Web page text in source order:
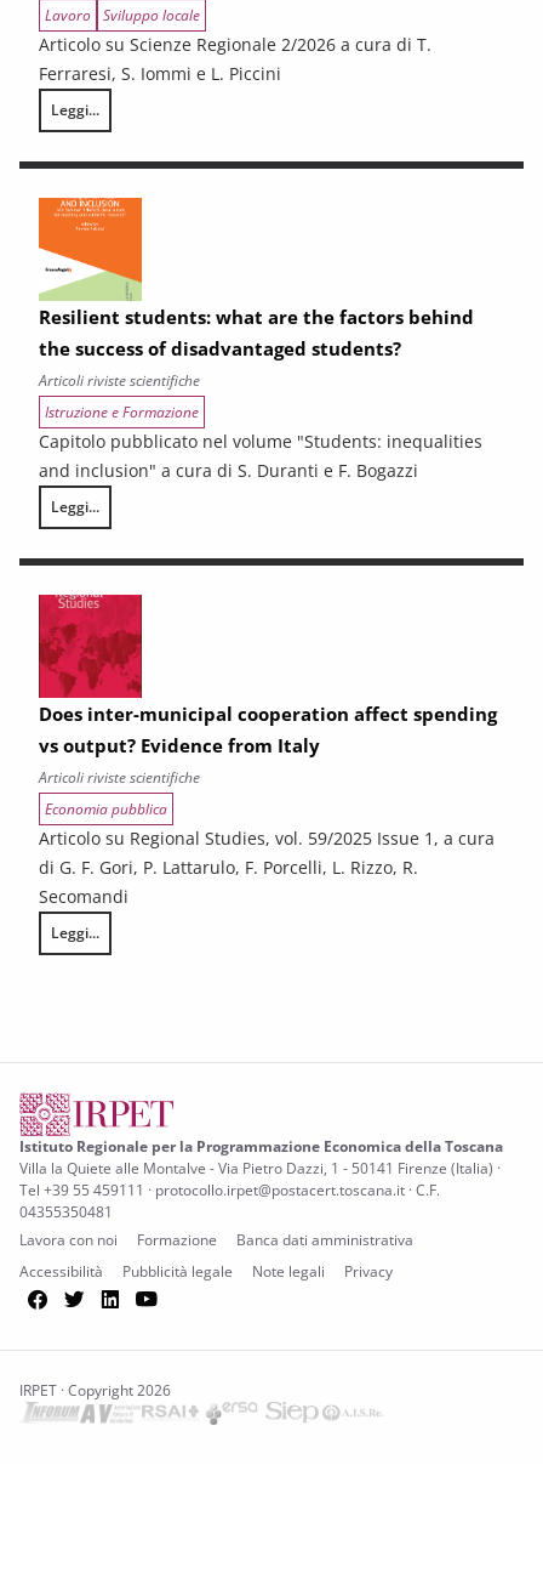
Lavoro Sviluppo locale
Articolo su Scienze Regionale 2/2026 a cura di T.
Ferraresi, S. Iommi e L. Piccini
Leggi...
Sub-Regional Socio-Economic Relations Analysis for New
Resilient students: what are the factors behind
the success of disadvantaged students?
Articoli riviste scientifiche
Istruzione e Formazione
Capitolo pubblicato nel volume "Students: inequalities
and inclusion" a cura di S. Duranti e F. Bogazzi
Leggi...
Resilient students: what are the factors behind the success of
Does inter-municipal cooperation affect spending
vs output? Evidence from Italy
Articoli riviste scientifiche
Economia pubblica
Articolo su Regional Studies, vol. 59/2025 Issue 1, a cura
di G. F. Gori, P. Lattarulo, F. Porcelli, L. Rizzo, R.
Secomandi
Leggi...
Does inter-municipal cooperation affect spending vs output?
Istituto Regionale per la Programmazione Economica della Toscana
Villa la Quiete alle Montalve - Via Pietro Dazzi, 1 - 50141 Firenze (Italia) ·
Tel +39 55 459111 · protocollo.irpet@postacert.toscana.it · C.F.
04355350481
Lavora con noi
Formazione
Banca dati amministrativa
Accessibilità
Pubblicità legale Note legali Privacy
Facebook
TwitterLinkedIn
IRPET · Copyright 2026